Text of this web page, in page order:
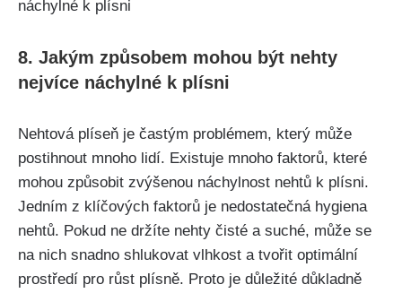
8. Jakým způsobem‌ mohou být nehty
nejvíce náchylné k plísni
Nehtová plíseň je častým problémem, který může
postihnout ⁤mnoho⁣ lidí. ⁤Existuje⁤ mnoho faktorů, které
mohou způsobit zvýšenou náchylnost nehtů⁣ k plísni.
Jedním z ⁢klíčových faktorů je nedostatečná⁢ hygiena
nehtů. Pokud ne držíte nehty⁢ čisté a ​suché, může se
⁤na nich snadno‍ shlukovat vlhkost a tvořit optimální
prostředí pro růst plísně. Proto ⁣je důležité důkladně